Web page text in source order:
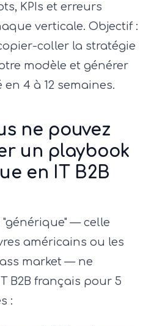
KPIs et erreurs
verticale. Objectif :
coller la stratégie
modèle et générer
4 à 12 semaines.
ne pouvez
un playbook
en IT B2B
"générique" — celle
américains ou les
market — ne
B2B français pour 5
: